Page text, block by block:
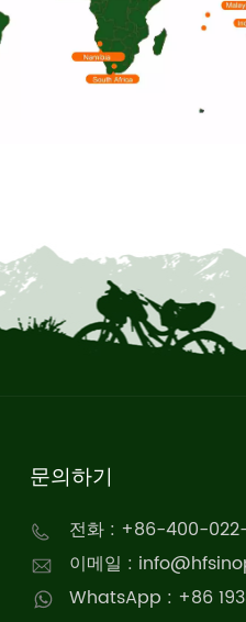
문의하기
전화 : +86-400-
이메일 :
WhatsApp : +86